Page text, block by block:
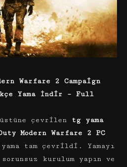
Warfare 2 Campaign
Yamaİndir – Full
çevrilen
tg yama
Modern Warfare 2 PC
tam çevrildi. Yamayı
kurulum yapın ve